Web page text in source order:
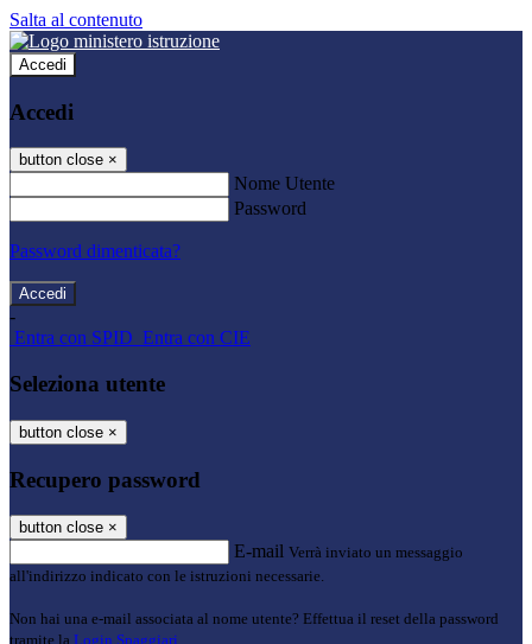
Salta al contenuto
Accedi
Accedi
button close ×
Nome Utente
Password
Password dimenticata?
-
Entra con SPID Entra con CIE
Seleziona utente
button close ×
Recupero password
button close ×
E-mail Verrà inviato un messaggio
all'indirizzo indicato con le istruzioni necessarie.
Non hai una e-mail associata al nome utente? Effettua il reset della password
tramite la Login Spaggiari